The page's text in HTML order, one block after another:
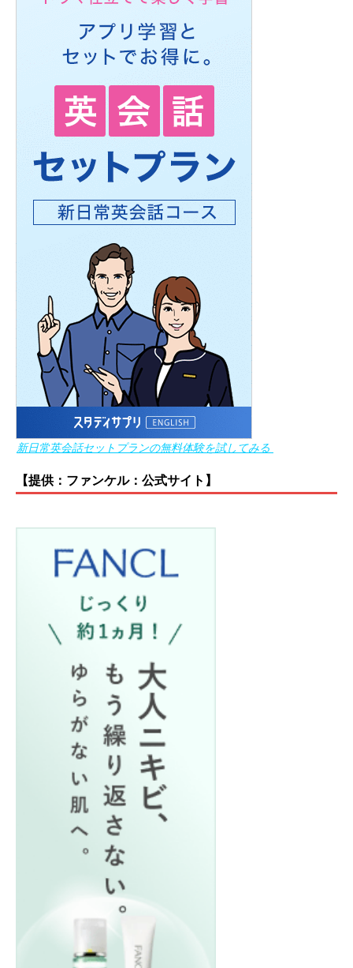
新日常英会話セットプランの無料体験を試してみる
【提供：ファンケル：公式サイト】